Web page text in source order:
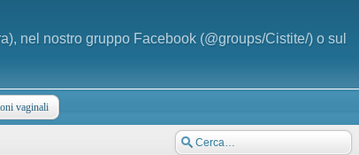
nel nostro gruppo Facebook (@groups/Cistite/) o sul
vaginali